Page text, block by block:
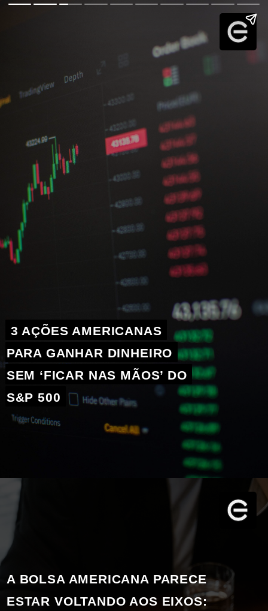
3 AÇÕES AMERICANAS
PARA GANHAR DINHEIRO
SEM ‘FICAR NAS MÃOS’ DO
S&P 500
A BOLSA AMERICANA PARECE
ESTAR VOLTANDO AOS EIXOS: